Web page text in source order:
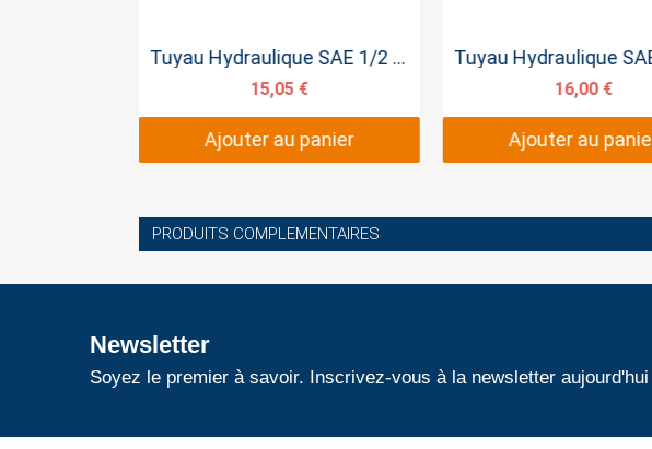
Aperçu rapide Tuyau Hydraulique SAE 1/2 SERTI 25cm
15,05 €
Ajouter au panier
Aperçu rapide
16,00 €
Ajouter au
PRODUITS COMPLEMENTAIRES
Newsletter
Soyez le premier à savoir. Inscrivez-vous à la newsletter aujourd'hui